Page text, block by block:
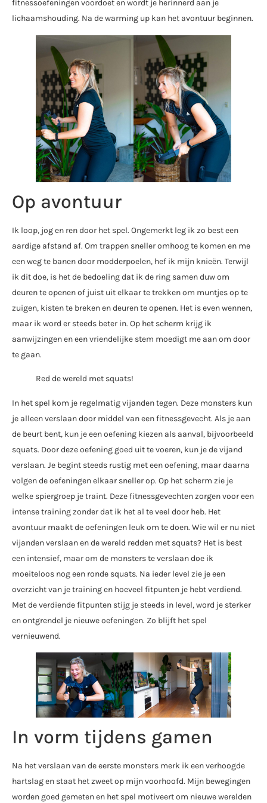
fitnessoefeningen voordoet en wordt je herinnerd aan je
lichaamshouding. Na de warming up kan het avontuur beginnen.
Op avontuur
Ik loop, jog en ren door het spel. Ongemerkt leg ik zo best een
aardige afstand af. Om trappen sneller omhoog te komen en me
een weg te banen door modderpoelen, hef ik mijn knieën. Terwijl
ik dit doe, is het de bedoeling dat ik de ring samen duw om
deuren te openen of juist uit elkaar te trekken om muntjes op te
zuigen, kisten te breken en deuren te openen. Het is even wennen,
maar ik word er steeds beter in. Op het scherm krijg ik
aanwijzingen en een vriendelijke stem moedigt me aan om door
te gaan.
Red de wereld met squats!
In het spel kom je regelmatig vijanden tegen. Deze monsters kun
je alleen verslaan door middel van een fitnessgevecht. Als je aan
de beurt bent, kun je een oefening kiezen als aanval, bijvoorbeeld
squats. Door deze oefening goed uit te voeren, kun je de vijand
verslaan. Je begint steeds rustig met een oefening, maar daarna
volgen de oefeningen elkaar sneller op. Op het scherm zie je
welke spiergroep je traint. Deze fitnessgevechten zorgen voor een
intense training zonder dat ik het al te veel door heb. Het
avontuur maakt de oefeningen leuk om te doen. Wie wil er nu niet
vijanden verslaan en de wereld redden met squats? Het is best
een intensief, maar om de monsters te verslaan doe ik
moeiteloos nog een ronde squats. Na ieder level zie je een
overzicht van je training en hoeveel fitpunten je hebt verdiend.
Met de verdiende fitpunten stijg je steeds in level, word je sterker
en ontgrendel je nieuwe oefeningen. Zo blijft het spel
vernieuwend.
In vorm tijdens gamen
Na het verslaan van de eerste monsters merk ik een verhoogde
hartslag en staat het zweet op mijn voorhoofd. Mijn bewegingen
worden goed gemeten en het spel motiveert om nieuwe werelden